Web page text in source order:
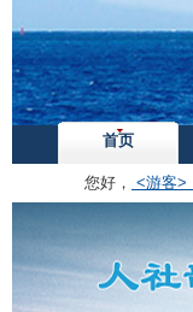
首页
您好， <游客>